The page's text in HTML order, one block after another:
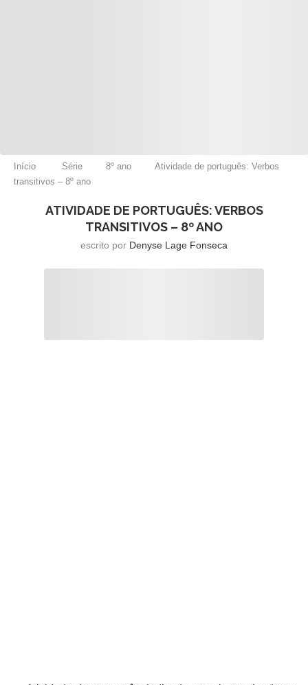
Início Série 8º ano
Atividade de português: Verbos
transitivos – 8º ano
ATIVIDADE DE PORTUGUÊS: VERBOS
TRANSITIVOS – 8º ANO
escrito por Denyse Lage Fonseca